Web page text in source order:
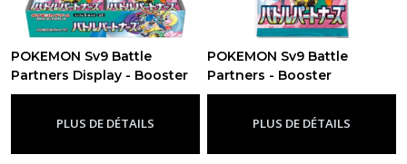
POKEMON Sv9 Battle
Partners Display - Booster
Box JAPONAIS-Japonais
PLUS DE DÉTAILS
POKEMON Sv9 Battle
Partners - Booster
JAPONAIS-Japonais
PLUS DE DÉTAILS